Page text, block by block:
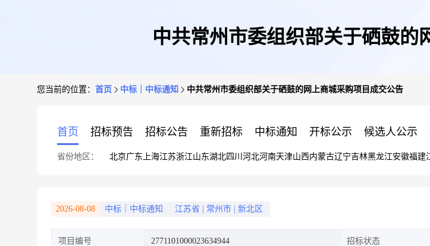
中共常州市委组织部关于硒鼓的
您当前的位置： 首页 中标｜中标通知 中共常州市委组织部关于硒鼓的网上商城采购项目成交公告
首页 招标预告 招标公告 重新招标 中标通知 开标公示 候选人公示
省份地区： 北京广东 上海江苏浙江山东湖北四川 河北河南天津山西内蒙古辽宁吉林黑龙江安徽福建
2026-08-08 中标｜中标通知 江苏省 常州市 新北区
项目编号 2771101000023634944 招标状态